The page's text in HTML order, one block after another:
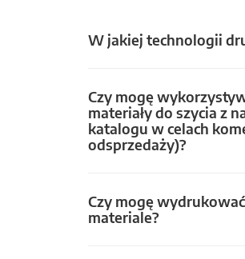
W jakiej technologii
Czy mogę
materiały do szycia z
katalogu w celach
odsprzedaży)?
Czy mogę
materiale?